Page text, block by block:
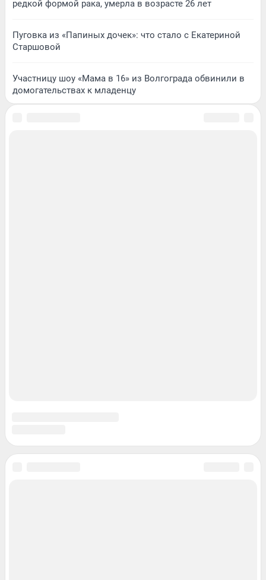
редкой формой рака, умерла в возрасте 26 лет
Пуговка из «Папиных дочек»: что стало с Екатериной
Старшовой
Участницу шоу «Мама в 16» из Волгограда обвинили в
домогательствах к младенцу